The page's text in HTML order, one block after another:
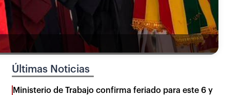
Últimas Noticias
Ministerio de Trabajo confirma feriado para este 6 y